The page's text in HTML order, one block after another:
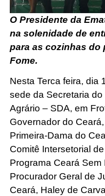
O Presidente da
na solenidade de
para as cozinhas do
Fome.
Nesta Terca feira, dia
sede da Secretaria
Agrário – SDA, em
Governador do
Primeira-Dama do
Comitê Intersetorial
Programa Ceará
Procurador Geral de
Ceará, Haley de